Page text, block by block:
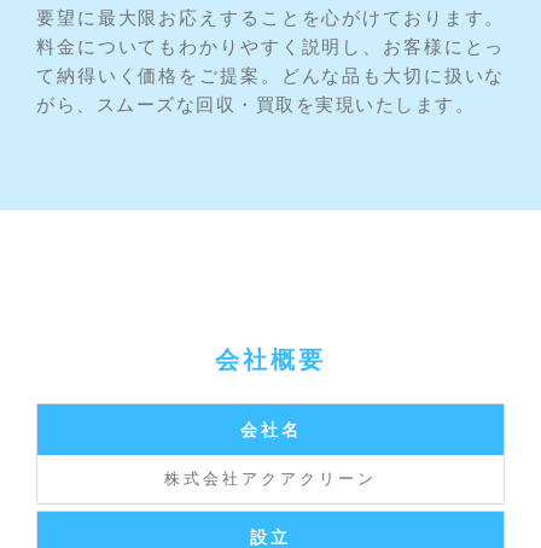
要望に最大限お応えすることを心がけております。
料金についてもわかりやすく説明し、お客様にとっ
て納得いく価格をご提案。どんな品も大切に扱いな
がら、スムーズな回収・買取を実現いたします。
会社概要
会社名
株式会社アクアクリーン
設立